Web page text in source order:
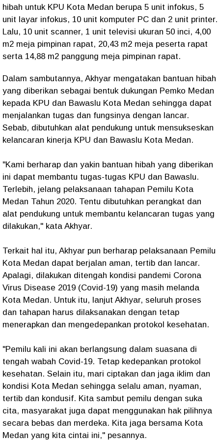
hibah untuk KPU Kota Medan berupa 5 unit infokus, 5
unit layar infokus, 10 unit komputer PC dan 2 unit printer.
Lalu, 10 unit scanner, 1 unit televisi ukuran 50 inci, 4,00
m2 meja pimpinan rapat, 20,43 m2 meja peserta rapat
serta 14,88 m2 panggung meja pimpinan rapat.
Dalam sambutannya, Akhyar mengatakan bantuan hibah
yang diberikan sebagai bentuk dukungan Pemko Medan
kepada KPU dan Bawaslu Kota Medan sehingga dapat
menjalankan tugas dan fungsinya dengan lancar.
Sebab, dibutuhkan alat pendukung untuk mensukseskan
kelancaran kinerja KPU dan Bawaslu Kota Medan.
"Kami berharap dan yakin bantuan hibah yang diberikan
ini dapat membantu tugas-tugas KPU dan Bawaslu.
Terlebih, jelang pelaksanaan tahapan Pemilu Kota
Medan Tahun 2020. Tentu dibutuhkan perangkat dan
alat pendukung untuk membantu kelancaran tugas yang
dilakukan," kata Akhyar.
Terkait hal itu, Akhyar pun berharap pelaksanaan Pemilu
Kota Medan dapat berjalan aman, tertib dan lancar.
Apalagi, dilakukan ditengah kondisi pandemi Corona
Virus Disease 2019 (Covid-19) yang masih melanda
Kota Medan. Untuk itu, lanjut Akhyar, seluruh proses
dan tahapan harus dilaksanakan dengan tetap
menerapkan dan mengedepankan protokol kesehatan.
"Pemilu kali ini akan berlangsung dalam suasana di
tengah wabah Covid-19. Tetap kedepankan protokol
kesehatan. Selain itu, mari ciptakan dan jaga iklim dan
kondisi Kota Medan sehingga selalu aman, nyaman,
tertib dan kondusif. Kita sambut pemilu dengan suka
cita, masyarakat juga dapat menggunakan hak pilihnya
secara bebas dan merdeka. Kita jaga bersama Kota
Medan yang kita cintai ini," pesannya.